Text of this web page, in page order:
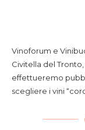
Vinoforum e
Civitella del
effettueremo
scegliere i vini